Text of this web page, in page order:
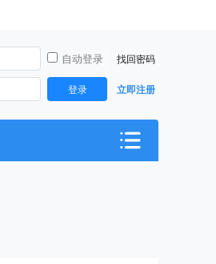
自动登录 找回密码
登录 立即注册